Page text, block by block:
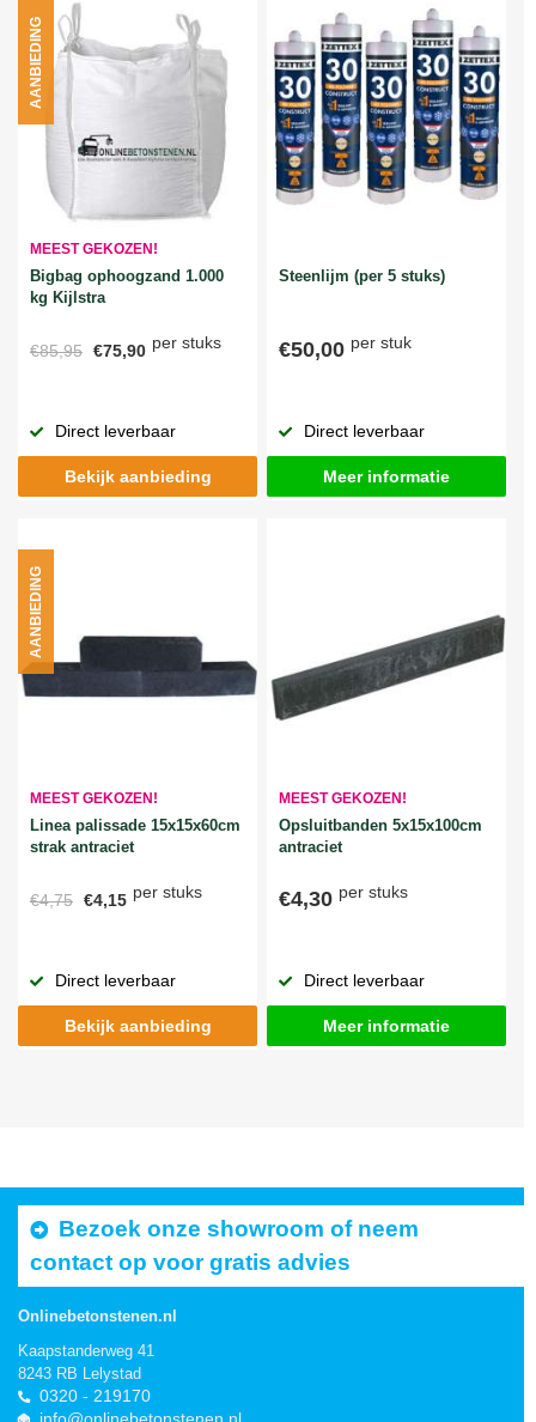
MEEST GEKOZEN!
Bigbag ophoogzand 1.000
kg Kijlstra
€85,95 €75,90 per stuks
AANBIEDING
Direct leverbaar
Bekijk aanbieding
Steenlijm (per 5 stuks)
€50,00 per stuk
Direct leverbaar
Meer informatie
MEEST GEKOZEN!
Linea palissade 15x15x60cm
strak antraciet
€4,75 €4,15 per stuks
AANBIEDING
Direct leverbaar
Bekijk aanbieding
MEEST GEKOZEN!
Opsluitbanden 5x15x100cm
antraciet
€4,30 per stuks
Direct leverbaar
Meer informatie
Bezoek onze showroom of neem
contact op voor gratis advies
Onlinebetonstenen.nl
Kaapstanderweg 41
8243 RB Lelystad
0320 - 219170
info@onlinebetonstenen.nl